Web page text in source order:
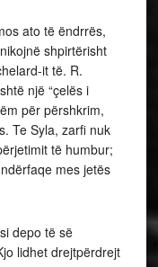
ato të ëndrrës,
shpirtërisht
it të. R.
një “çelës i
për përshkrim,
Te Syla, zarfi nuk
të humbur;
mes jetës
depo të së
lidhet drejtpërdrejt